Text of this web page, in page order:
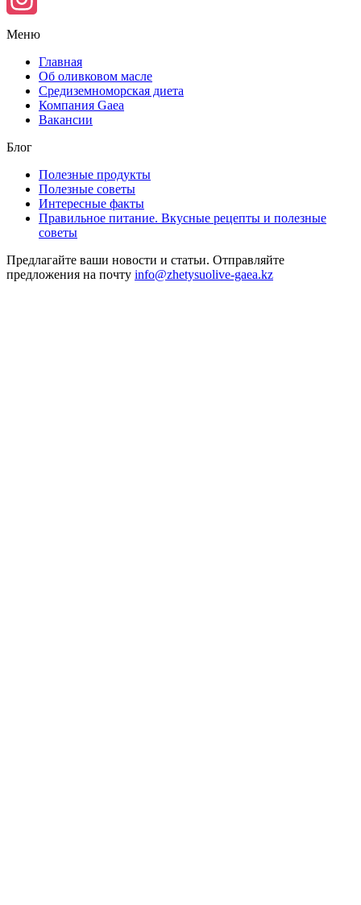
Instagram
Меню
Главная
Об оливковом масле
Средиземноморская диета
Компания Gaea
Вакансии
Блог
Полезные продукты
Полезные советы
Интересные факты
Правильное питание. Вкусные рецепты и полезные
советы
Предлагайте ваши новости и статьи. Отправляйте
предложения на почту info@zhetysuolive-gaea.kz